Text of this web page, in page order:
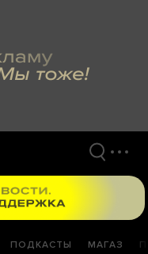
ПОДКАСТЫ МАГАЗ